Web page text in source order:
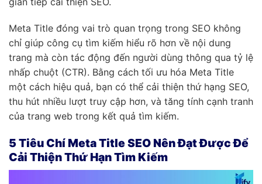
Meta Title đóng vai trò quan trọng trong SEO không
chỉ giúp công cụ tìm kiếm hiểu rõ hơn về nội dung
trang mà còn tác động đến người dùng thông qua tỷ lệ
nhấp chuột (CTR). Bằng cách tối ưu hóa Meta Title
một cách hiệu quả, bạn có thể cải thiện thứ hạng SEO,
thu hút nhiều lượt truy cập hơn, và tăng tính cạnh tranh
của trang web trong kết quả tìm kiếm.
5 Tiêu Chí Meta Title SEO Nên Đạt Được Để
Cải Thiện Thứ Hạn Tìm Kiếm